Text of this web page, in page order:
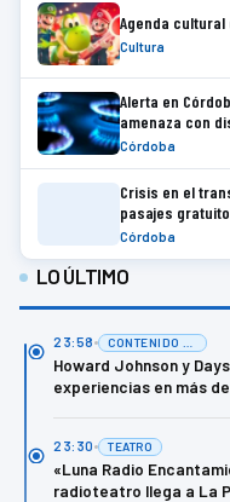
Agenda cultural
Cultura
Alerta en
amenaza con
Córdoba
Crisis en el
pasajes
Córdoba
LO ÚLTIMO
23:58
Howard Johnson y
experiencias en más
23:30 TEATRO
«Luna Radio
radioteatro llega a La